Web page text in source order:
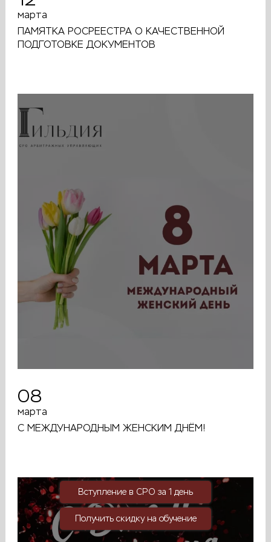
марта
ПАМЯТКА РОСРЕЕСТРА О КАЧЕСТВЕННОЙ
ПОДГОТОВКЕ ДОКУМЕНТОВ
08
марта
C МЕЖДУНАРОДНЫМ ЖЕНСКИМ ДНЁМ!
Вступление в СРО за 1 день
Получить скидку на обучение